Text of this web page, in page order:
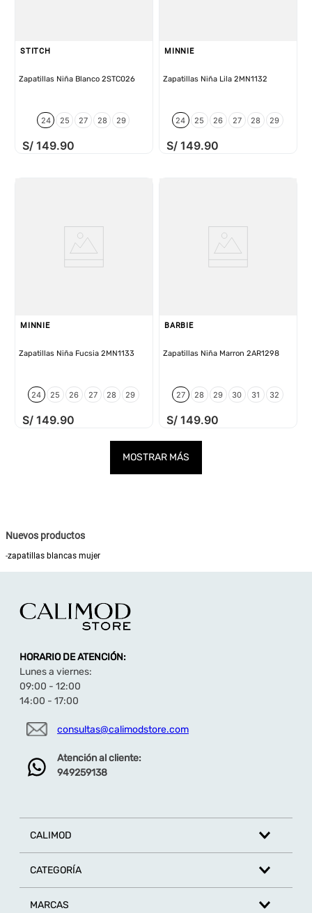
STITCH
Zapatillas Niña Blanco 2STC026
24 25 27 28 29
S/ 149.90
MINNIE
Zapatillas Niña Lila 2MN1132
24 25 26 27 28 29
S/ 149.90
MINNIE
Zapatillas Niña Fucsia 2MN1133
24 25 26 27 28 29
S/ 149.90
BARBIE
Zapatillas Niña Marron 2AR1298
27 28 29 30 31 32
S/ 149.90
Nuevos productos
-zapatillas blancas mujer
MOSTRAR MÁS
HORARIO DE ATENCIÓN:
Lunes a viernes:
09:00 - 12:00
14:00 - 17:00
consultas@calimodstore.com
Atención al cliente:
949259138
CALIMOD
CATEGORÍA
MARCAS